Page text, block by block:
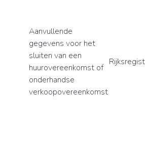
Aanvullende
gegevens voor het
sluiten van een
huurovereenkomst of
onderhandse
verkoopovereenkomst